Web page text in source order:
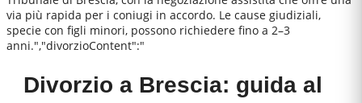
via più rapida per i coniugi in accordo. Le cause giudiziali,
specie con figli minori, possono richiedere fino a 2–3
anni.","divorzioContent":"
Divorzio a Brescia: guida al